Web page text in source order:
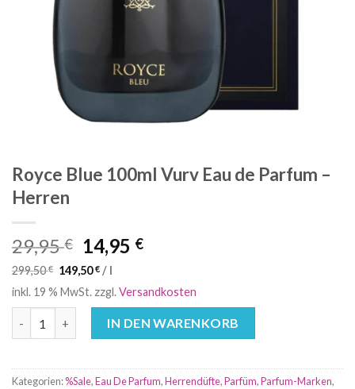
Royce Blue 100ml Vurv Eau de Parfum –
Herren
29,95€
Ursprünglicher
Preis
war:
29,95 €
14,95 €Aktueller
ist:
14,95 €.
299,50€ 149,50€ / l
inkl. 19 % MwSt. zzgl.Versandkosten
IN DEN WARENKORB
Kategorien:%Sale,Eau De Parfum,Herrendüfte,Parfüm,Parfum-Marken,